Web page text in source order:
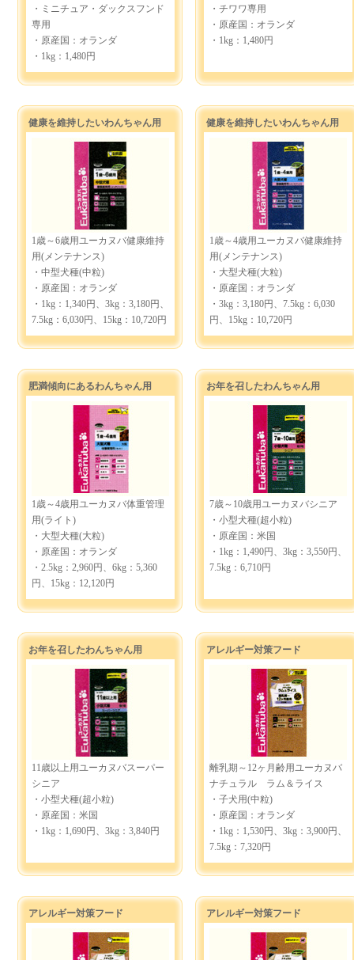
・ミニチュア・ダックスフンド
専用
・原産国：オランダ
・1kg：1,480円
・チワワ専用
・原産国：オランダ
・1kg：1,480円
健康を維持したいわんちゃん用
1歳～6歳用ユーカヌバ健康維持
用(メンテナンス)
・中型犬種(中粒)
・原産国：オランダ
・1kg：1,340円、3kg：3,180円、
7.5kg：6,030円、15kg：10,720円
健康を維持したいわんちゃん用
1歳～4歳用ユーカヌバ健康維持
用(メンテナンス)
・大型犬種(大粒)
・原産国：オランダ
・3kg：3,180円、7.5kg：6,030
円、15kg：10,720円
肥満傾向にあるわんちゃん用
1歳～4歳用ユーカヌバ体重管理
用(ライト)
・大型犬種(大粒)
・原産国：オランダ
・2.5kg：2,960円、6kg：5,360
円、15kg：12,120円
お年を召したわんちゃん用
7歳～10歳用ユーカヌバシニア
・小型犬種(超小粒)
・原産国：米国
・1kg：1,490円、3kg：3,550円、
7.5kg：6,710円
お年を召したわんちゃん用
11歳以上用ユーカヌバスーパー
シニア
・小型犬種(超小粒)
・原産国：米国
・1kg：1,690円、3kg：3,840円
アレルギー対策フード
離乳期～12ヶ月齢用ユーカヌバ
ナチュラル ラム＆ライス
・子犬用(中粒)
・原産国：オランダ
・1kg：1,530円、3kg：3,900円、
7.5kg：7,320円
アレルギー対策フード アレルギー対策フード